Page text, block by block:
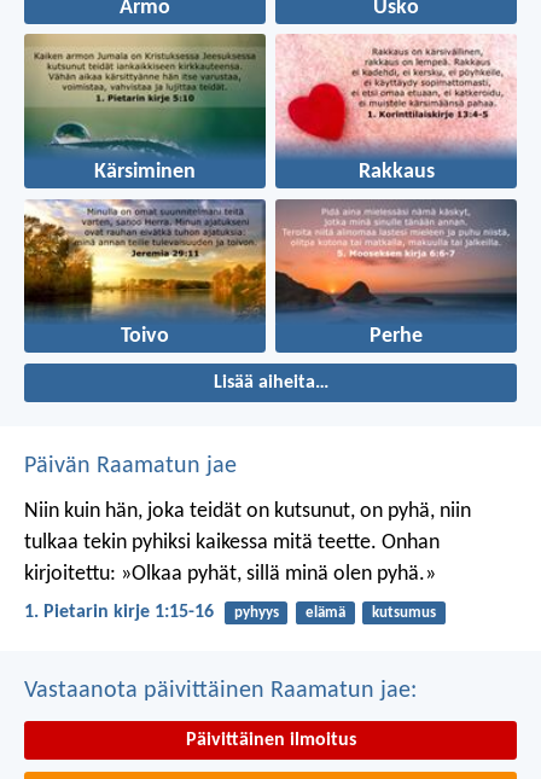
Armo Usko
Kärsiminen Rakkaus
Toivo Perhe
Lisää aiheita…
Päivän Raamatun jae
Niin kuin hän, joka teidät on kutsunut, on pyhä, niin
tulkaa tekin pyhiksi kaikessa mitä teette. Onhan
kirjoitettu: »Olkaa pyhät, sillä minä olen pyhä.»
1. Pietarin kirje 1:15-16 pyhyys elämä kutsumus
Vastaanota päivittäinen Raamatun jae:
Päivittäinen ilmoitus